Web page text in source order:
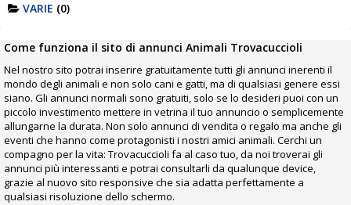
VARIE (0)
Come funziona il sito di annunci Animali Trovacuccioli
Nel nostro sito potrai inserire gratuitamente tutti gli annunci inerenti il
mondo degli animali e non solo cani e gatti, ma di qualsiasi genere essi
siano. Gli annunci normali sono gratuiti, solo se lo desideri puoi con un
piccolo investimento mettere in vetrina il tuo annuncio o semplicemente
allungarne la durata. Non solo annunci di vendita o regalo ma anche gli
eventi che hanno come protagonisti i nostri amici animali. Cerchi un
compagno per la vita: Trovacuccioli fa al caso tuo, da noi troverai gli
annunci più interessanti e potrai consultarli da qualunque device,
grazie al nuovo sito responsive che sia adatta perfettamente a
qualsiasi risoluzione dello schermo.